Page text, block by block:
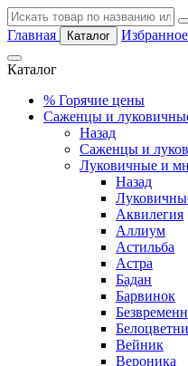
Главная Каталог Избранное
Каталог
% Горячие цены
Саженцы и
Назад
Саженцы и
Луковичные и
Назад
Аквилегия
Аллиум
Астильба
Астра
Бадан
Барвинок
Вейник
Вероника